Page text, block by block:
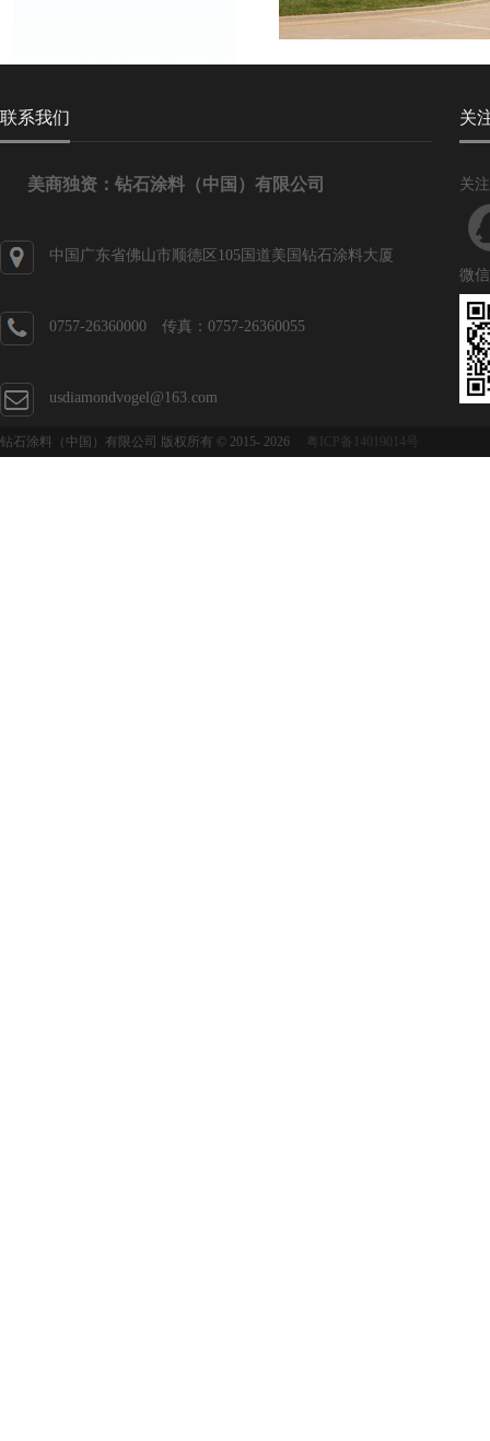
联系我们
美商独资：钻石涂料（中国）有限公司
中国广东省佛山市顺德区105国道美国钻石涂料大厦
0757-26360000 传真：0757-26360055
usdiamondvogel@163.com
关
关
微
钻石涂料（中国）有限公司 版权所有 © 2015- 2026 粤ICP备14019014号